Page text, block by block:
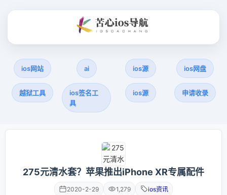
ios网站 ai ios源 ios网盘
越狱工具
ios签名工
具
ios源 申请收录
275元清水套？苹果推出iPhone XR专属配件
2020-2-29 1,279 ios资讯